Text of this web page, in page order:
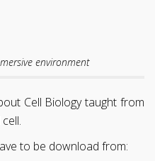
environment
Cell Biology taught from
to be download from: